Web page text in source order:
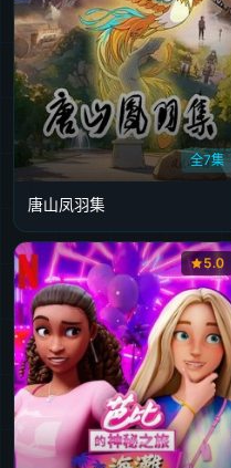
全7集
唐山凤羽集
5.0